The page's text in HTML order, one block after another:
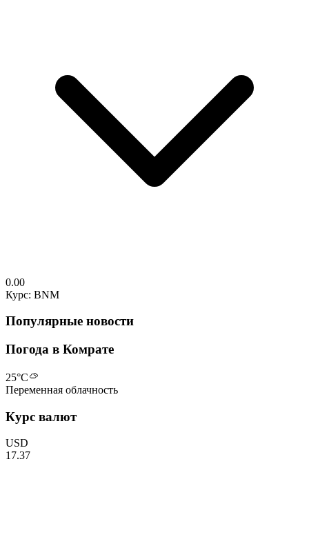
0.00
Курс: BNM
Популярные новости
Погода в Комрате
25°C
Переменная облачность
Курс валют
USD
17.37